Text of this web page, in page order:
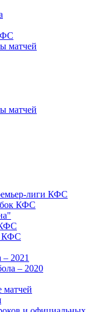
матчей
матчей
лиги КФС
КФС
КФС
– 2021
– 2020
матчей